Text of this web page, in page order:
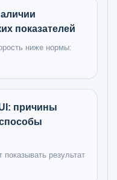
показателей
ниже нормы:
причины
результат